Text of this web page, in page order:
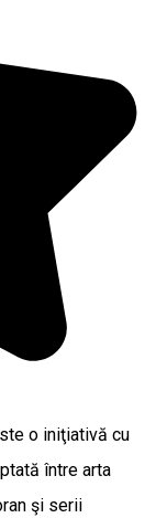
o iniţiativă cu
între arta
şi serii